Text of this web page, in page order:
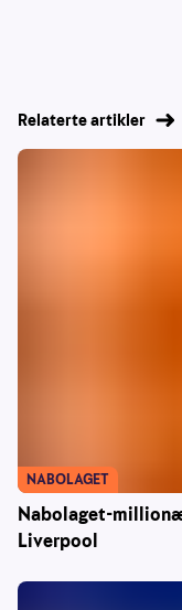
Relaterte artikler
Nabolaget-
Liverpool
NABOLAGET